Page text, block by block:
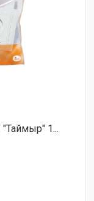
1...